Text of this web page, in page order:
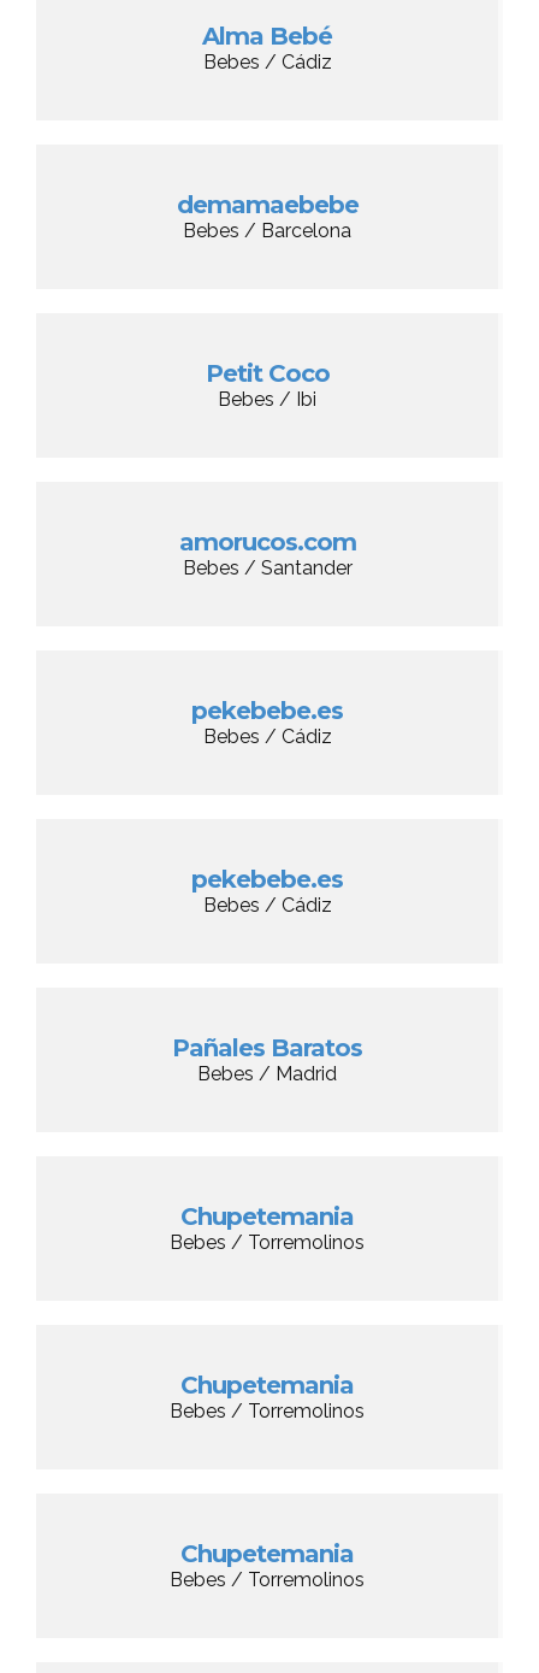
Alma Bebé
Bebes / Cádiz
demamaebebe
Bebes / Barcelona
Petit Coco
Bebes / Ibi
amorucos.com
Bebes / Santander
pekebebe.es
Bebes / Cádiz
pekebebe.es
Bebes / Cádiz
Pañales Baratos
Bebes / Madrid
Chupetemania
Bebes / Torremolinos
Chupetemania
Bebes / Torremolinos
Chupetemania
Bebes / Torremolinos